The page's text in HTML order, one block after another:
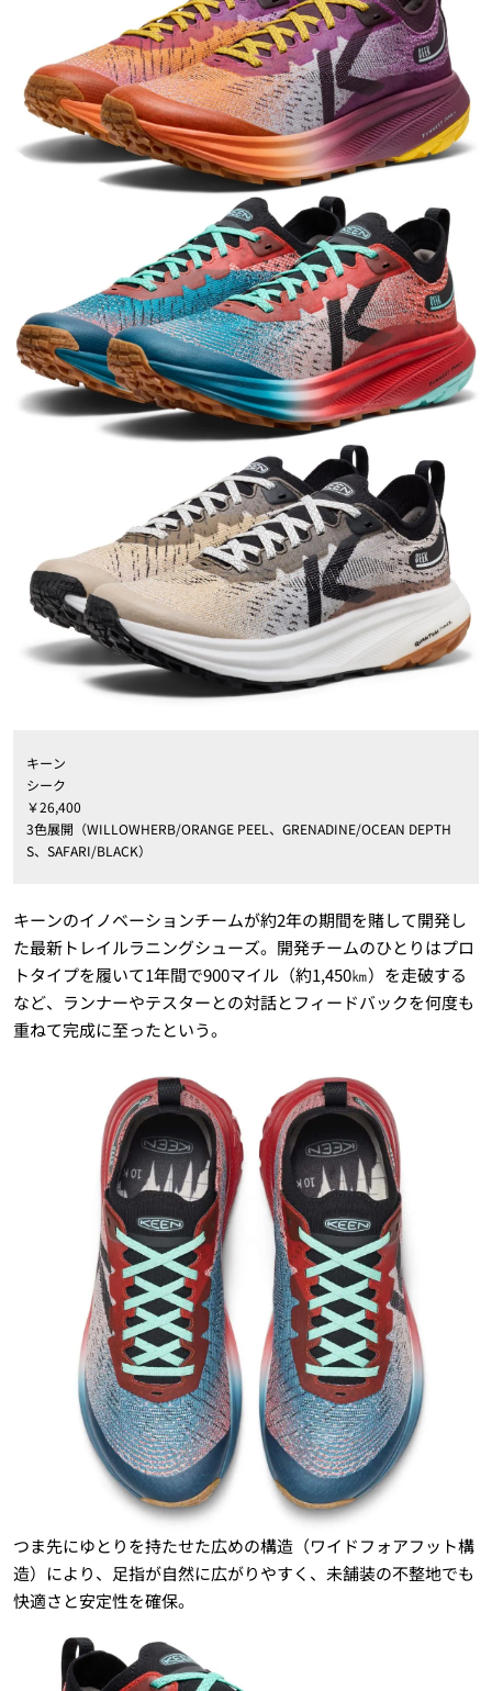
キーン
シーク
￥26,400
3色展開（WILLOWHERB/ORANGE PEEL、GRENADINE/OCEAN DEPTH
S、SAFARI/BLACK）
キーンのイノベーションチームが約2年の期間を賭して開発し
た最新トレイルラニングシューズ。開発チームのひとりはプロ
トタイプを履いて1年間で900マイル（約1,450㎞）を走破する
など、ランナーやテスターとの対話とフィードバックを何度も
重ねて完成に至ったという。
つま先にゆとりを持たせた広めの構造（ワイドフォアフット構
造）により、足指が自然に広がりやすく、未舗装の不整地でも
快適さと安定性を確保。